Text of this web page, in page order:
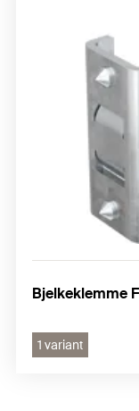
Bjelkeklemme
1 variant